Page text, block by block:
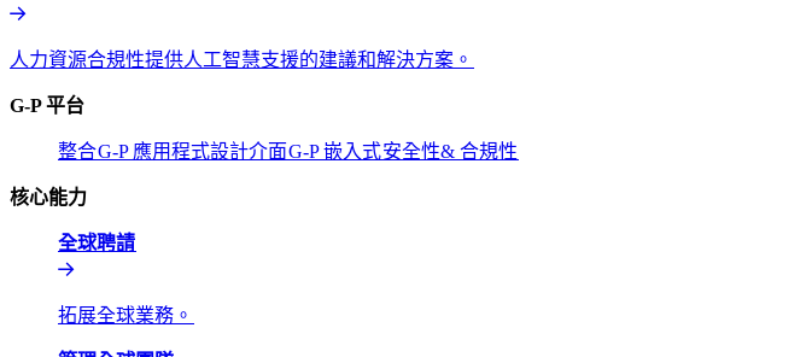
人力資源合規性提供人工智慧支援的建議和解決方案。​​
G-P 平台​​
整合​​G-P 應用程式設計介面​​G-P 嵌入式​​安全性& 合規性​​
核心能力​​
全球聘請​​
拓展全球業務。​​